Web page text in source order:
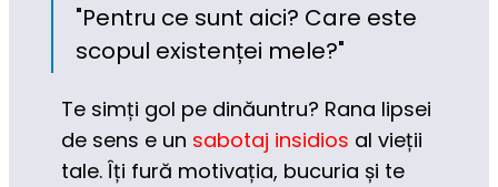
"Pentru ce sunt aici? Care este
scopul existenței mele?"
Te simți gol pe dinăuntru? Rana lipsei
de sens e un sabotaj insidios al vieții
tale. Îți fură motivația, bucuria și te